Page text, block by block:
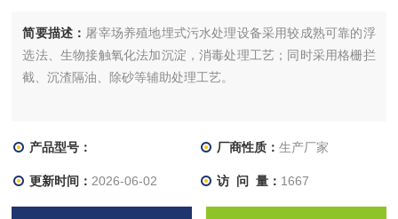
简要描述： 屠宰场养殖地埋式污水处理设备采用较成熟可靠的浮
选法、生物接触氧化法加沉淀，消毒处理工艺；同时采用格栅拦
截、沉渣隔油、除砂等辅助处理工艺。
产品型号： 厂商性质： 生产厂家
更新时间： 2026-06-02 访 问 量： 1667